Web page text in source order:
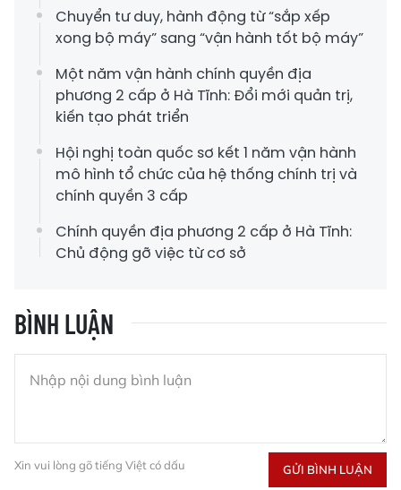
Chuyển tư duy, hành động từ “sắp xếp
xong bộ máy” sang “vận hành tốt bộ máy”
Một năm vận hành chính quyền địa
phương 2 cấp ở Hà Tĩnh: Đổi mới quản trị,
kiến tạo phát triển
Hội nghị toàn quốc sơ kết 1 năm vận hành
mô hình tổ chức của hệ thống chính trị và
chính quyền 3 cấp
Chính quyền địa phương 2 cấp ở Hà Tĩnh:
Chủ động gỡ việc từ cơ sở
BÌNH LUẬN
Xin vui lòng gõ tiếng Việt có dấu GỬI BÌNH LUẬN